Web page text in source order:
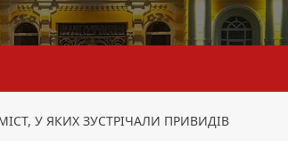
У ЯКИХ ЗУСТРІЧАЛИ ПРИВИДІВ